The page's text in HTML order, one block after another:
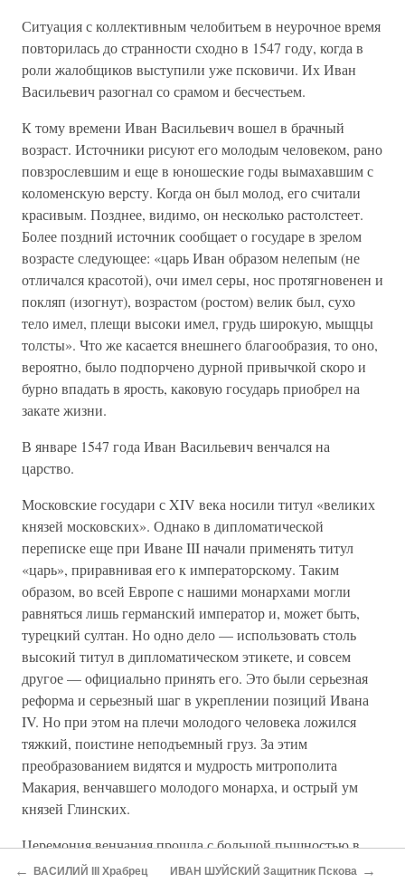
Ситуация с коллективным челобитьем в неурочное время
повторилась до странности сходно в 1547 году, когда в
роли жалобщиков выступили уже псковичи. Их Иван
Васильевич разогнал со срамом и бесчестьем.
К тому времени Иван Васильевич вошел в брачный
возраст. Источники рисуют его молодым человеком, рано
повзрослевшим и еще в юношеские годы вымахавшим с
коломенскую версту. Когда он был молод, его считали
красивым. Позднее, видимо, он несколько растолстеет.
Более поздний источник сообщает о государе в зрелом
возрасте следующее: «царь Иван образом нелепым (не
отличался красотой), очи имел серы, нос протягновенен и
покляп (изогнут), возрастом (ростом) велик был, сухо
тело имел, плещи высоки имел, грудь широкую, мыщцы
толсты». Что же касается внешнего благообразия, то оно,
вероятно, было подпорчено дурной привычкой скоро и
бурно впадать в ярость, каковую государь приобрел на
закате жизни.
В январе 1547 года Иван Васильевич венчался на
царство.
Московские государи с XIV века носили титул «великих
князей московских». Однако в дипломатической
переписке еще при Иване III начали применять титул
«царь», приравнивая его к императорскому. Таким
образом, во всей Европе с нашими монархами могли
равняться лишь германский император и, может быть,
турецкий султан. Но одно дело — использовать столь
высокий титул в дипломатическом этикете, и совсем
другое — официально принять его. Это были серьезная
реформа и серьезный шаг в укреплении позиций Ивана
IV. Но при этом на плечи молодого человека ложился
тяжкий, поистине неподъемный груз. За этим
преобразованием видятся и мудрость митрополита
Макария, венчавшего молодого монарха, и острый ум
князей Глинских.
Церемония венчания прошла с большой пышностью в
кремлевском Успенском соборе. Через несколько дней
← ВАСИЛИЙ III Храбрец ИВАН ШУЙСКИЙ Защитник Пскова →